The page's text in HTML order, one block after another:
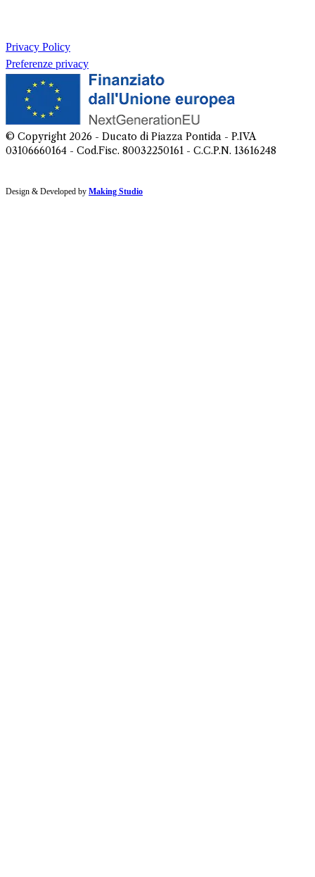
Privacy Policy
Preferenze privacy
© Copyright 2026 - Ducato di Piazza Pontida - P.IVA
03106660164 - Cod.Fisc. 80032250161 - C.C.P.N. 13616248
Design & Developed by Making Studio